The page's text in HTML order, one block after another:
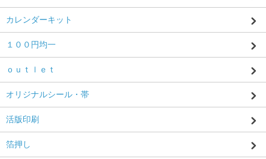
カレンダーキット
１００円均一
ｏｕｔｌｅｔ
オリジナルシール・帯
活版印刷
箔押し